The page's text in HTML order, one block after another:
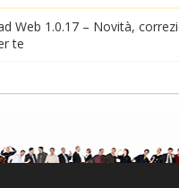
Web 1.0.17 – Novità,
te